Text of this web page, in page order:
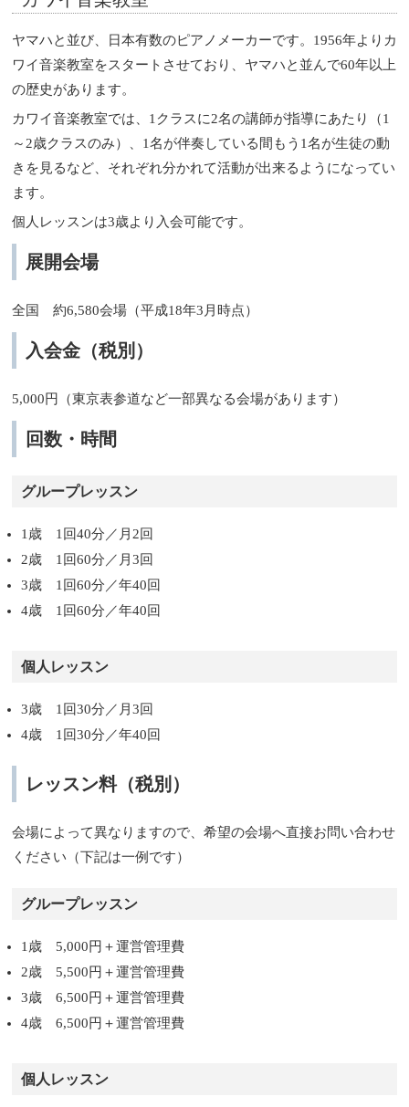
ヤマハと並び、日本有数のピアノメーカーです。1956年よりカ
ワイ音楽教室をスタートさせており、ヤマハと並んで60年以上
の歴史があります。
カワイ音楽教室では、1クラスに2名の講師が指導にあたり（1
～2歳クラスのみ）、1名が伴奏している間もう1名が生徒の動
きを見るなど、それぞれ分かれて活動が出来るようになってい
ます。
個人レッスンは3歳より入会可能です。
展開会場
全国 約6,580会場（平成18年3月時点）
入会金（税別）
5,000円（東京表参道など一部異なる会場があります）
回数・時間
グループレッスン
1歳 1回40分／月2回
2歳 1回60分／月3回
3歳 1回60分／年40回
4歳 1回60分／年40回
個人レッスン
3歳 1回30分／月3回
4歳 1回30分／年40回
レッスン料（税別）
会場によって異なりますので、希望の会場へ直接お問い合わせ
ください（下記は一例です）
グループレッスン
1歳 5,000円＋運営管理費
2歳 5,500円＋運営管理費
3歳 6,500円＋運営管理費
4歳 6,500円＋運営管理費
個人レッスン